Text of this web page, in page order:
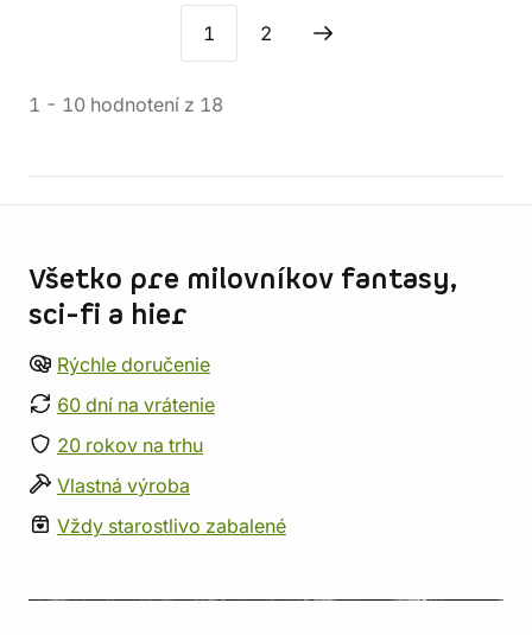
1 2
1 - 10 hodnotení z 18
Všetko pre milovníkov fantasy,
sci-fi a hier
Rýchle doručenie
60 dní na vrátenie
20 rokov na trhu
Vlastná výroba
Vždy starostlivo zabalené